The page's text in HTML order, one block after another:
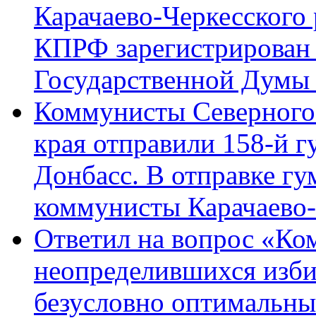
Карачаево-
КПРФ
Государственной
Коммунисты Северного
края отправили 158-й
Донбасс. В отправке
коммунисты
Ответил на вопрос
неопределившихся
безусловно